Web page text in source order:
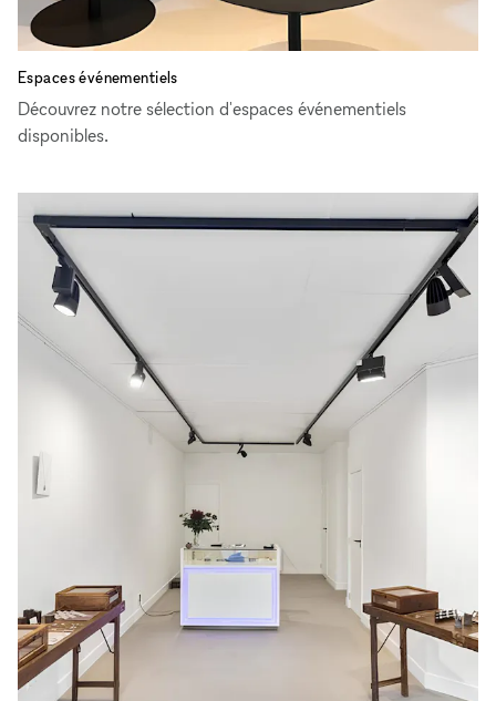
Espaces événementiels
Découvrez notre sélection d'espaces événementiels
disponibles.